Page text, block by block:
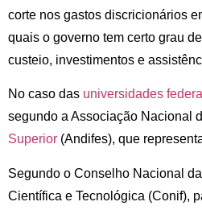
corte nos gastos discricionários
quais o governo tem certo grau
custeio, investimentos e
No caso das universidades
segundo a Associação Nacional
Superior (Andifes), que
Segundo o Conselho Nacional
Científica e Tecnológica (Conif),